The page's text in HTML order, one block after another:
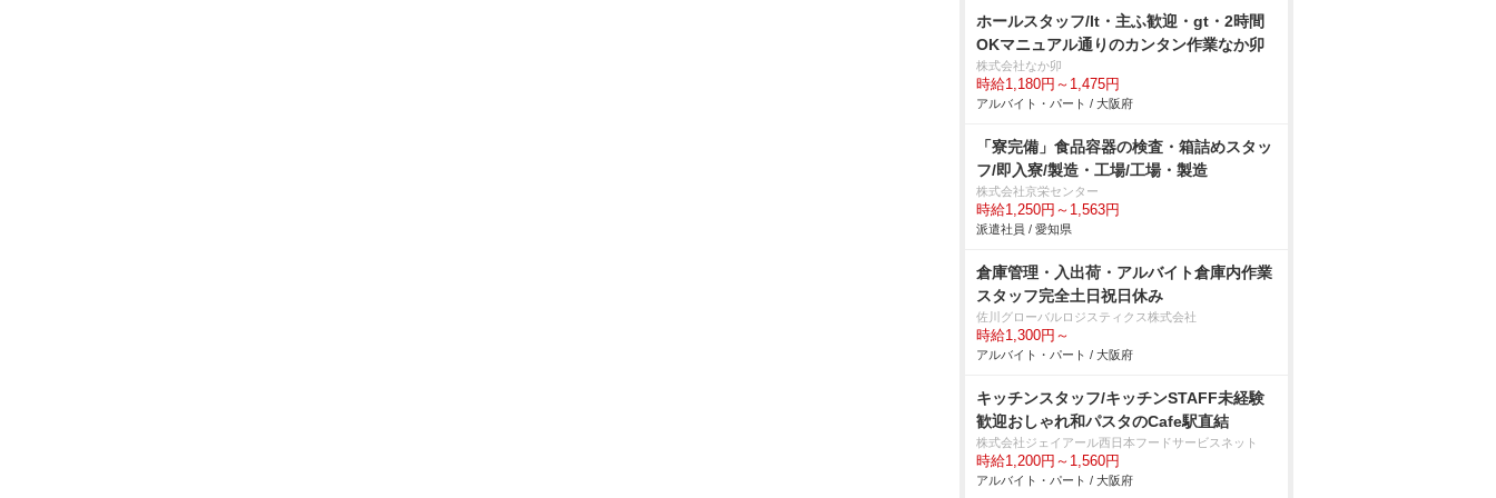
ホールスタッフ/lt・主ふ歓迎・gt・2時間
OKマニュアル通りのカンタン作業なか卯
株式会社なか卯
時給1,180円～1,475円
アルバイト・パート / 大阪府
「寮完備」食品容器の検査・箱詰めスタッ
フ/即入寮/製造・工場/工場・製造
株式会社京栄センター
時給1,250円～1,563円
派遣社員 / 愛知県
倉庫管理・入出荷・アルバイト倉庫内作業
スタッフ完全土日祝日休み
佐川グローバルロジスティクス株式会社
時給1,300円～
アルバイト・パート / 大阪府
キッチンスタッフ/キッチンSTAFF未経験
歓迎おしゃれ和パスタのCafe駅直結
株式会社ジェイアール西日本フードサービスネット
時給1,200円～1,560円
アルバイト・パート / 大阪府